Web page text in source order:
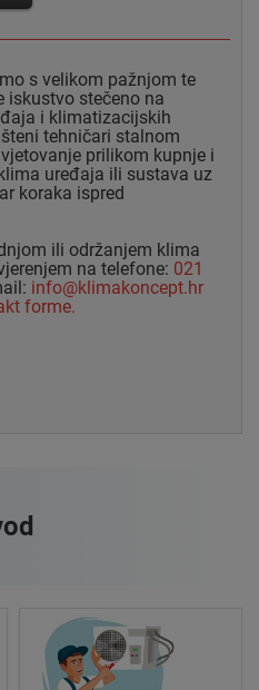
s velikom pažnjom te
iskustvo stečeno na
i klimatizacijskih
tehničari stalnom
prilikom kupnje i
uređaja ili sustava uz
koraka ispred
ili održanjem klima
na telefone: 021
info@klimakoncept.hr
forme.